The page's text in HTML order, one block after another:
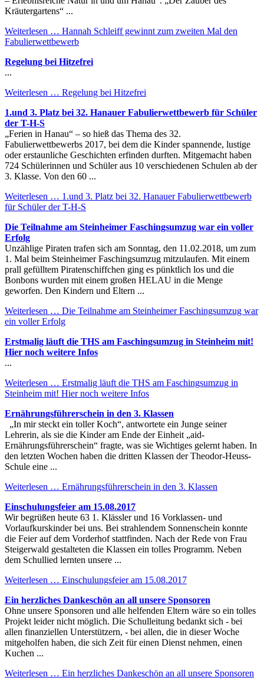
Kräutergartens“ ...
Weiterlesen … Hannah Schleiff gewinnt zum zweiten Mal den
Fabulierwettbewerb
Regelung bei Hitzefrei
...
Weiterlesen … Regelung bei Hitzefrei
1.und 3. Platz bei 32. Hanauer Fabulierwettbewerb für Schüler
der T-H-S
„Ferien in Hanau“ – so hieß das Thema des 32.
Fabulierwettbewerbs 2017, bei dem die Kinder spannende, lustige
oder erstaunliche Geschichten erfinden durften. Mitgemacht haben
724 Schülerinnen und Schüler aus 10 verschiedenen Schulen ab der
3. Klasse. Von den 60 ...
Weiterlesen … 1.und 3. Platz bei 32. Hanauer Fabulierwettbewerb
für Schüler der T-H-S
Die Teilnahme am Steinheimer Faschingsumzug war ein voller
Erfolg
Unzählige Piraten trafen sich am Sonntag, den 11.02.2018, um zum
1. Mal beim Steinheimer Faschingsumzug mitzulaufen. Mit einem
prall gefülltem Piratenschiffchen ging es pünktlich los und die
Bonbons wurden mit einem großen HELAU in die Menge
geworfen. Den Kindern und Eltern ...
Weiterlesen … Die Teilnahme am Steinheimer Faschingsumzug war
ein voller Erfolg
Erstmalig läuft die THS am Faschingsumzug in Steinheim mit!
Hier noch weitere Infos
...
Weiterlesen … Erstmalig läuft die THS am Faschingsumzug in
Steinheim mit! Hier noch weitere Infos
Ernährungsführerschein in den 3. Klassen
„In mir steckt ein toller Koch“, antwortete ein Junge seiner
Lehrerin, als sie die Kinder am Ende der Einheit „aid-
Ernährungsführerschein“ fragte, was sie Wichtiges gelernt haben. In
den letzten Wochen haben die dritten Klassen der Theodor-Heuss-
Schule eine ...
Weiterlesen … Ernährungsführerschein in den 3. Klassen
Einschulungsfeier am 15.08.2017
Wir begrüßen heute 63 1. Klässler und 16 Vorklassen- und
Vorlaufkurskinder bei uns. Bei strahlendem Sonnenschein konnte
die Feier auf dem Vorderhof stattfinden. Nach der Rede von Frau
Steigerwald gestalteten die Klassen ein tolles Programm. Neben
dem Schullied lernten unsere ...
Weiterlesen … Einschulungsfeier am 15.08.2017
Ein herzliches Dankeschön an all unsere Sponsoren
Ohne unsere Sponsoren und alle helfenden Eltern wäre so ein tolles
Projekt leider nicht möglich. Die Schulleitung bedankt sich - bei
allen finanziellen Unterstützern, - bei allen, die in dieser Woche
mitgeholfen haben, die sich Zeit für einen Dienst nehmen, einen
Kuchen ...
Weiterlesen … Ein herzliches Dankeschön an all unsere Sponsoren